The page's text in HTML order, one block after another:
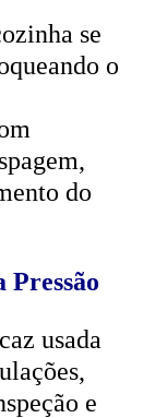
se
o
do
usada
e